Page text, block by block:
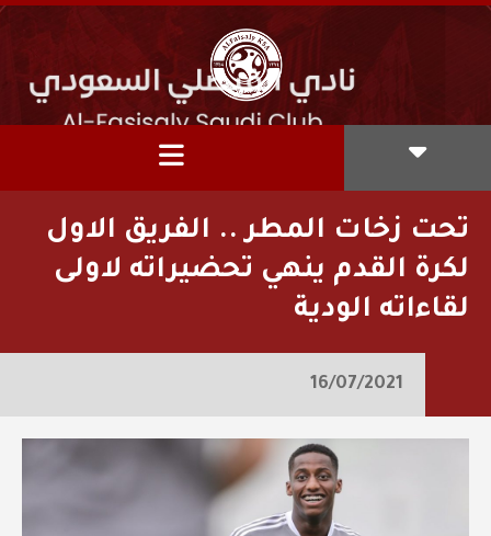
تحت زخات المطر .. الفريق الاول
لكرة القدم ينهي تحضيراته لاولى
لقاءاته الودية
16/07/2021